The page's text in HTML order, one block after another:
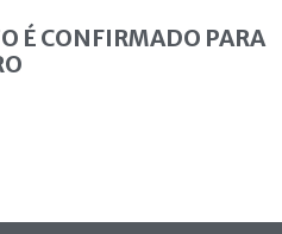
É CONFIRMADO PARA